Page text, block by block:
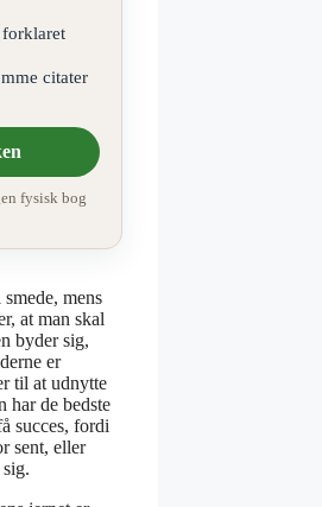
forklaret
citater
fysisk bog
mens
at man skal
byder sig,
er
til at udnytte
har de bedste
succes, fordi
sent, eller